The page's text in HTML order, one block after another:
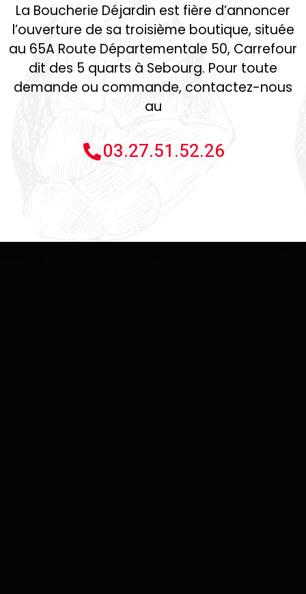
DÉJARDIN
VOUS N’ENDÉMORDREZPLUS
DEMANDE DE DEVIS
La Boucherie Déjardin est fière d’annoncer
l’ouverture de sa troisième boutique, située
au 65A Route Départementale 50, Carrefour
dit des 5 quarts à Sebourg. Pour toute
demande ou commande, contactez-nous
au
03.27.51.52.26